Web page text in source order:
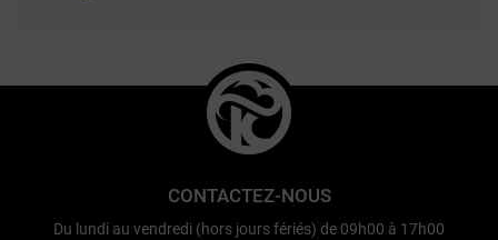
CONTACTEZ-NOUS
Du lundi au vendredi (hors jours fériés) de 09h00 à 17h00